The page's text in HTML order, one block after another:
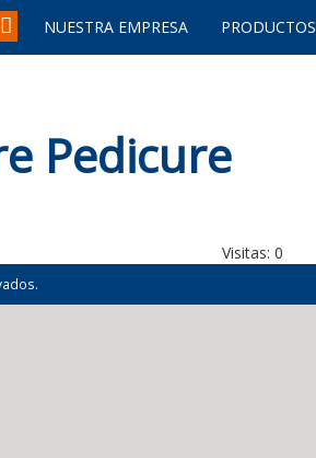
NUESTRA EMPRESA PRODUCTOS
Pedicure
Visitas: 0